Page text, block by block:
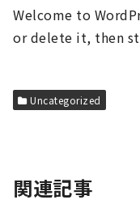
Welcome to
or delete it, then
Uncategorized
関連記事